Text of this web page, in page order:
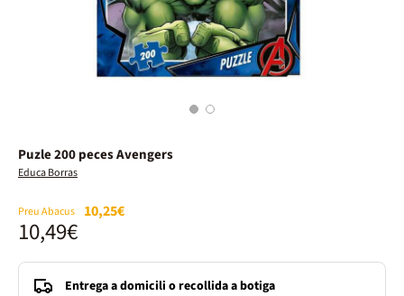
1 2
Puzle 200 peces Avengers
Educa Borras
Preu Abacus 10,25€
10,49€
Entrega a domicili o recollida a botiga